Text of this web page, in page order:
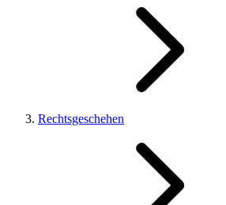
Rechtsgeschehen